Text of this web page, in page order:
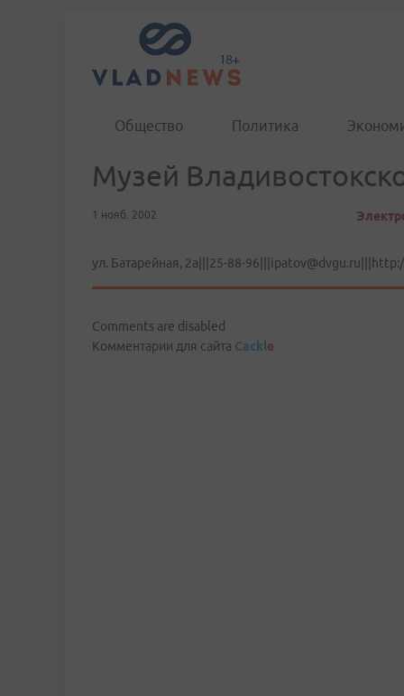
Общество Политика
Музей
1 нояб. 2002
ул. Батарейная, 2а|||25-88-
Comments are disabled
Комментарии для сайта Cackle